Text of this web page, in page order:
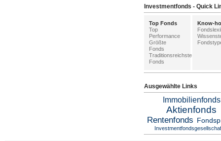
Investmentfonds - Quick
Top Fonds
Top
Performance
Größte
Fonds
Traditionsreichste
Fonds
Know-
Ausgewählte Links
Immobilienfonds
Aktienfonds
Rentenfonds